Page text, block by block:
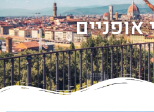
אופניים